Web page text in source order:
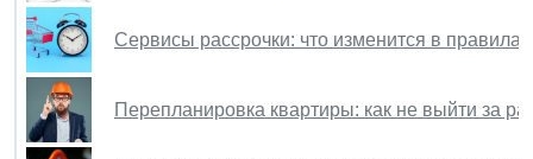
Сервисы рассрочки: что изменится в
Перепланировка квартиры: как не выйти за